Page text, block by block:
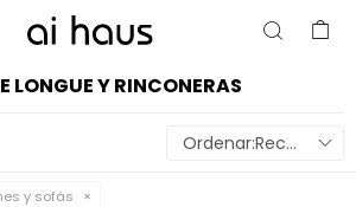
LONGUE Y RINCONERAS
Recomendados
y sofás